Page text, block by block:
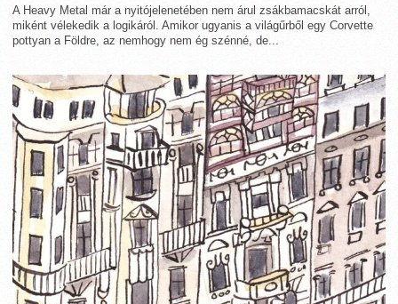
A Heavy Metal már a nyitójelenetében nem árul zsákbamacskát arról,
miként vélekedik a logikáról. Amikor ugyanis a világűrből egy Corvette
pottyan a Földre, az nemhogy nem ég szénné, de...